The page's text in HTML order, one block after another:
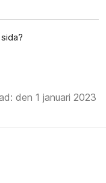
den 1 januari 2023